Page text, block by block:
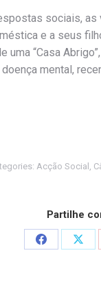
sociais,
e a seus
“Casa
mental,
Acção Social
Partilhe
Share